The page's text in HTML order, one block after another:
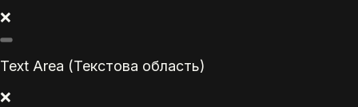
❌
Text Area (Текстова область)
❌